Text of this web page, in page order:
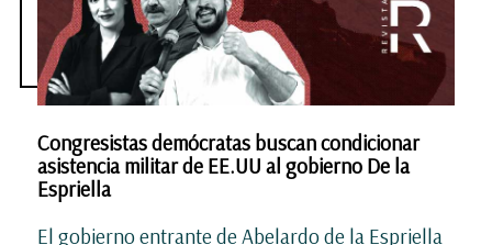
Congresistas demócratas buscan condicionar
asistencia militar de EE.UU al gobierno De la
Espriella
El gobierno entrante de Abelardo de la Espriella